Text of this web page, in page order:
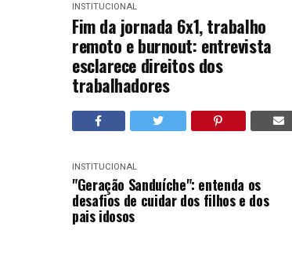
INSTITUCIONAL
Fim da jornada 6x1, trabalho
remoto e burnout: entrevista
esclarece direitos dos
trabalhadores
INSTITUCIONAL
"Geração Sanduíche": entenda os
desafios de cuidar dos filhos e dos
pais idosos